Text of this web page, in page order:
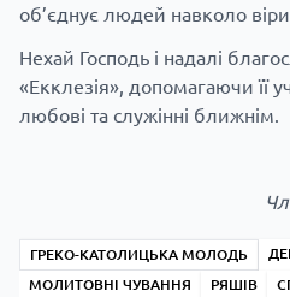
об’єднує людей навколо
Нехай Господь і надалі
«Екклезія», допомагаючи її
любові та служінні ближнім.
ГРЕКО-КАТОЛИЦЬКА МОЛОДЬ
МОЛИТОВНІ ЧУВАННЯ
РЯШІВ